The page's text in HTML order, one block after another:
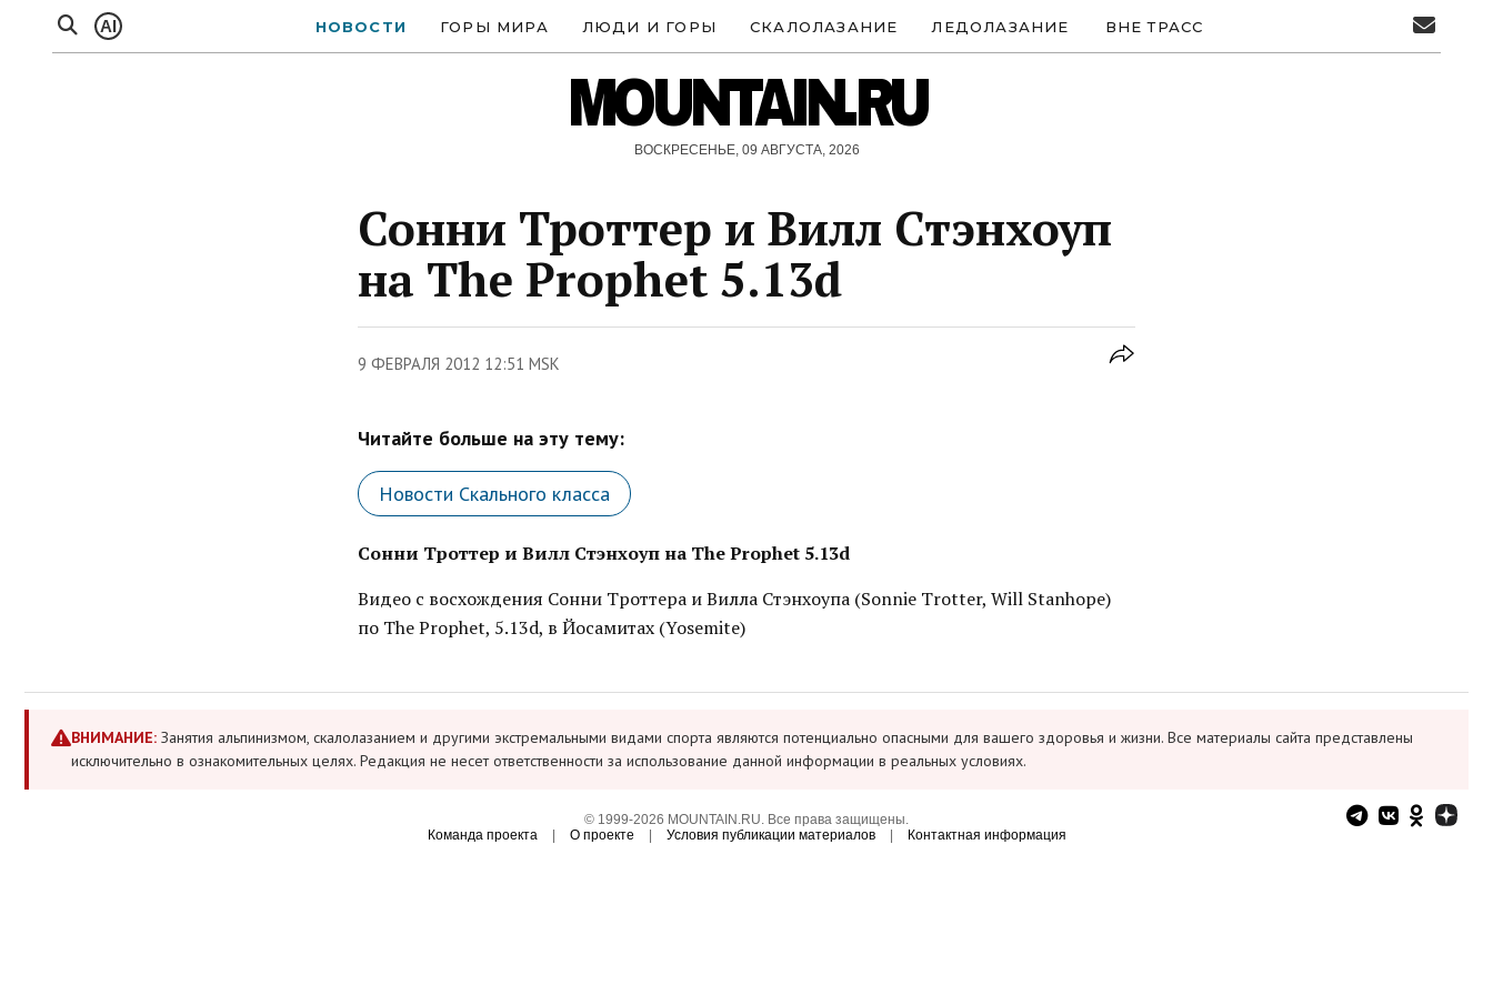
AI НОВОСТИ ГОРЫ МИРА ЛЮДИ И ГОРЫ СКАЛОЛАЗАНИЕ ЛЕДОЛАЗАНИЕ ВНЕ ТРАСС
MOUNTAIN.RU
ВОСКРЕСЕНЬЕ, 09 АВГУСТА, 2026
Сонни Троттер и Вилл Стэнхоуп
на The Prophet 5.13d
9 ФЕВРАЛЯ 2012 12:51 MSK
Читайте больше на эту тему:
Новости Скального класса
Сонни Троттер и Вилл Стэнхоуп на The Prophet 5.13d
Видео с восхождения Сонни Троттера и Вилла Стэнхоупа (Sonnie Trotter, Will Stanhope)
по The Prophet, 5.13d, в Йосамитах (Yosemitе)
ВНИМАНИЕ: Занятия альпинизмом, скалолазанием и другими экстремальными видами спорта являются потенциально опасными для вашего здоровья и жизни. Все материалы сайта представлены
исключительно в ознакомительных целях. Редакция не несет ответственности за использование данной информации в реальных условиях.
© 1999-2026 MOUNTAIN.RU. Все права защищены.
Команда проекта
О проекте Условия публикации материалов Контактная информация